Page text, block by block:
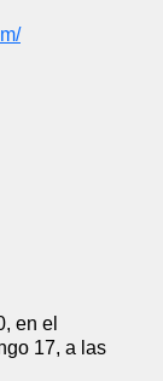
en el
17, a las